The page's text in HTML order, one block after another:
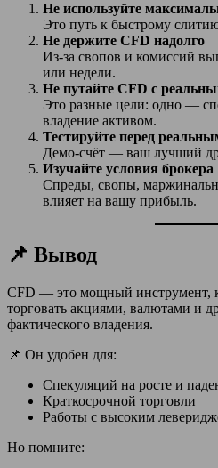
Не используйте
Это путь к быстрому
Не держите CFD надолго
Из-за свопов и комиссий
или недели.
Не путайте CFD с
Это разные цели: одно —
владение активом.
Тестируйте перед
Демо-счёт — ваш лучший
Изучайте условия брокера
Спреды, свопы,
влияет на вашу прибыль.
📌 Вывод
CFD — это мощный инструмент,
торговать акциями, валютами и
фактического владения.
📌 Он удобен для:
Спекуляций на росте и
Краткосрочной торговли
Работы с высоким
Но помните: